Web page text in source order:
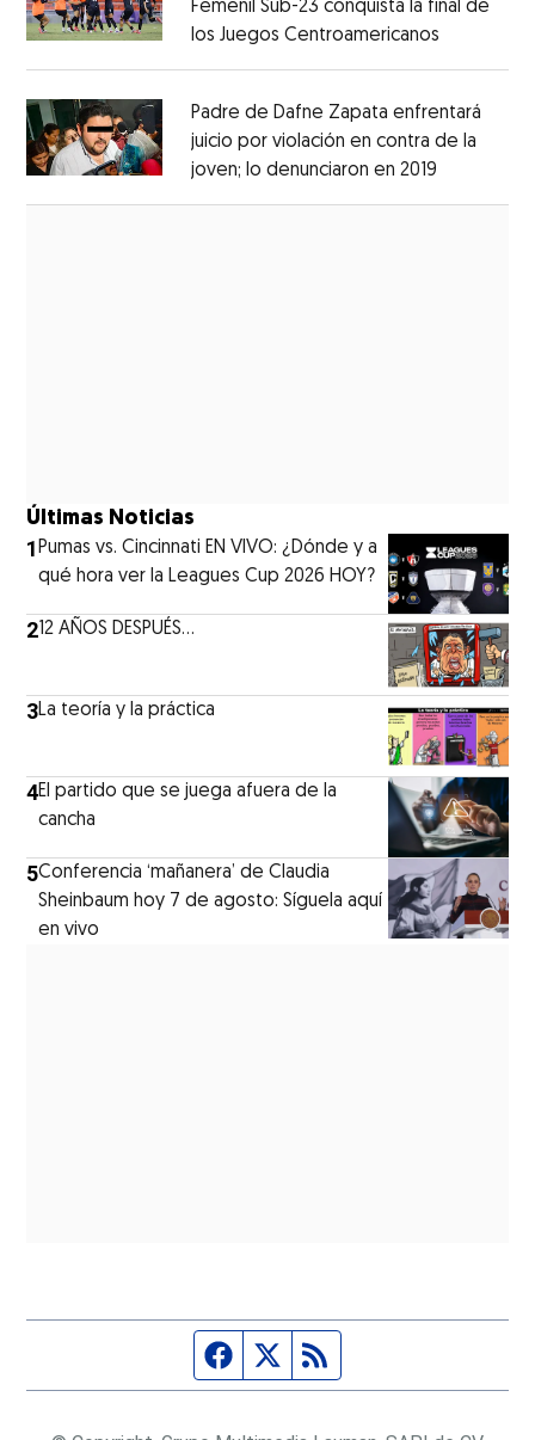
Femenil Sub-23 conquista la final de
los Juegos Centroamericanos
Padre de Dafne Zapata enfrentará
juicio por violación en contra de la
joven; lo denunciaron en 2019
Últimas Noticias
1Pumas vs. Cincinnati EN VIVO: ¿Dónde y a
qué hora ver la Leagues Cup 2026 HOY?
212 AÑOS DESPUÉS...
3La teoría y la práctica
4El partido que se juega afuera de la
cancha
5Conferencia ‘mañanera’ de Claudia
Sheinbaum hoy 7 de agosto: Síguela aquí
en vivo
Página de Facebook
Fuente Twitter